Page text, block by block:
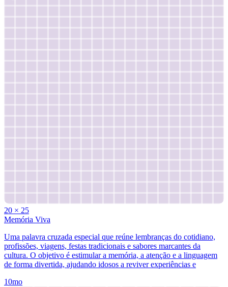
20 × 25
Memória Viva
Uma palavra cruzada especial que reúne lembranças do cotidiano,
profissões, viagens, festas tradicionais e sabores marcantes da
cultura. O objetivo é estimular a memória, a atenção e a linguagem
de forma divertida, ajudando idosos a reviver experiências e
10mo